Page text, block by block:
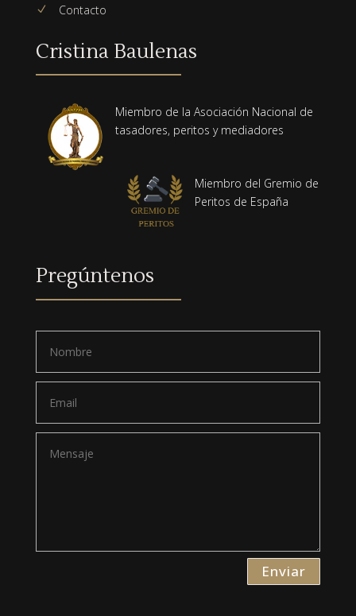
N Contacto
Cristina Baulenas
Miembro de la Asociación Nacional de
tasadores, peritos y mediadores
Miembro del Gremio de
Peritos de España
Pregúntenos
Enviar